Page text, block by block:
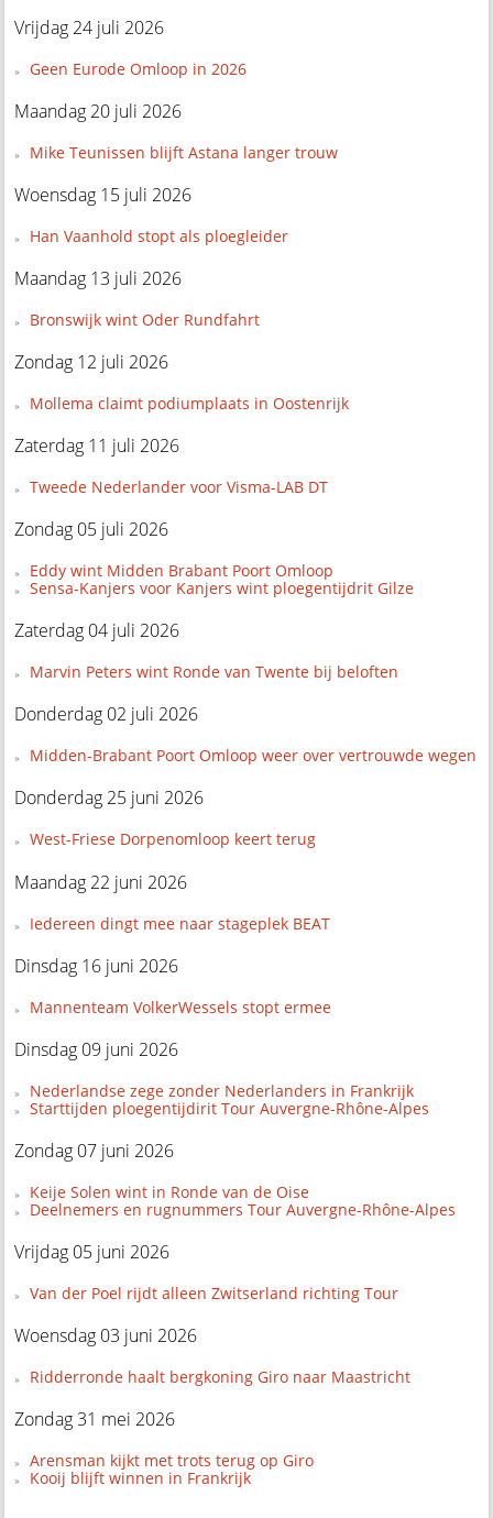
Vrijdag 24 juli 2026
Geen Eurode Omloop in 2026
Maandag 20 juli 2026
Mike Teunissen blijft Astana langer trouw
Woensdag 15 juli 2026
Han Vaanhold stopt als ploegleider
Maandag 13 juli 2026
Bronswijk wint Oder Rundfahrt
Zondag 12 juli 2026
Mollema claimt podiumplaats in Oostenrijk
Zaterdag 11 juli 2026
Tweede Nederlander voor Visma-LAB DT
Zondag 05 juli 2026
Eddy wint Midden Brabant Poort Omloop
Sensa-Kanjers voor Kanjers wint ploegentijdrit Gilze
Zaterdag 04 juli 2026
Marvin Peters wint Ronde van Twente bij beloften
Donderdag 02 juli 2026
Midden-Brabant Poort Omloop weer over vertrouwde wegen
Donderdag 25 juni 2026
West-Friese Dorpenomloop keert terug
Maandag 22 juni 2026
Iedereen dingt mee naar stageplek BEAT
Dinsdag 16 juni 2026
Mannenteam VolkerWessels stopt ermee
Dinsdag 09 juni 2026
Nederlandse zege zonder Nederlanders in Frankrijk
Starttijden ploegentijdirit Tour Auvergne-Rhône-Alpes
Zondag 07 juni 2026
Keije Solen wint in Ronde van de Oise
Deelnemers en rugnummers Tour Auvergne-Rhône-Alpes
Vrijdag 05 juni 2026
Van der Poel rijdt alleen Zwitserland richting Tour
Woensdag 03 juni 2026
Ridderronde haalt bergkoning Giro naar Maastricht
Zondag 31 mei 2026
Arensman kijkt met trots terug op Giro
Kooij blijft winnen in Frankrijk